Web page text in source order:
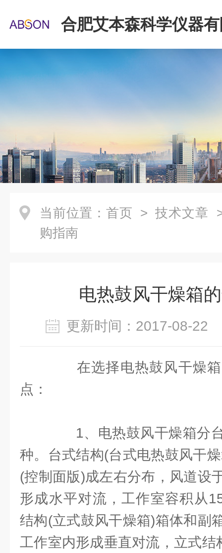
合肥艾本森科学仪器
当前位置： 首页 > 技术文章
购指南
电热鼓风干燥箱
更新时间：2017-08-
在选择电热鼓风干燥箱
点：
1、电热鼓风干燥箱分台
种。台式结构(台式电热鼓风干
(控制面版)成左右分布，风道设
形成水平对流，工作室容积从
结构(立式鼓风干燥箱)箱体和副
工作室内形成垂直对流，立式